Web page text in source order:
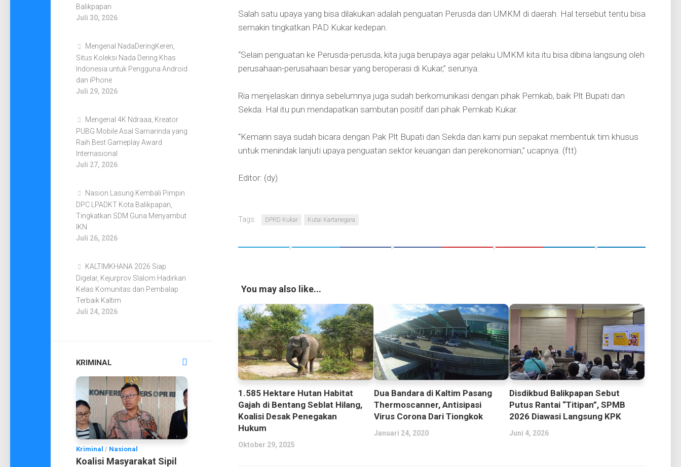
Salah satu upaya yang bisa dilakukan adalah penguatan Perusda dan UMKM di daerah. Hal tersebut tentu bisa
semakin tingkatkan PAD Kukar kedepan.
“Selain penguatan ke Perusda-perusda, kita juga berupaya agar pelaku UMKM kita itu bisa dibina langsung oleh
perusahaan-perusahaan besar yang beroperasi di Kukar,” serunya.
Ria menjelaskan dirinya sebelumnya juga sudah berkomunikasi dengan pihak Pemkab, baik Plt Bupati dan
Sekda. Hal itu pun mendapatkan sambutan positif dari pihak Pemkab Kukar.
“Kemarin saya sudah bicara dengan Pak Plt Bupati dan Sekda dan kami pun sepakat membentuk tim khusus
untuk menindak lanjuti upaya penguatan sektor keuangan dan perekonomian,” ucapnya. (ftt)
Editor: (dy)
Tags: DPRD Kukar Kutai Kartanegara
You may also like...
1.585 Hektare Hutan Habitat
Gajah di Bentang Seblat Hilang,
Koalisi Desak Penegakan
Hukum
Oktober 29, 2025
Dua Bandara di Kaltim Pasang
Thermoscanner, Antisipasi
Virus Corona Dari Tiongkok
Januari 24, 2020
Disdikbud Balikpapan Sebut
Putus Rantai “Titipan”, SPMB
2026 Diawasi Langsung KPK
Juni 4, 2026
Balikpapan
Juli 30, 2026
Mengenal NadaDeringKeren,
Situs Koleksi Nada Dering Khas
Indonesia untuk Pengguna Android
dan iPhone
Juli 29, 2026
Mengenal 4K Ndraaa, Kreator
PUBG Mobile Asal Samarinda yang
Raih Best Gameplay Award
Internasional
Juli 27, 2026
Nasion Lasung Kembali Pimpin
DPC LPADKT Kota Balikpapan,
Tingkatkan SDM Guna Menyambut
IKN
Juli 26, 2026
KALTIMKHANA 2026 Siap
Digelar, Kejurprov Slalom Hadirkan
Kelas Komunitas dan Pembalap
Terbaik Kaltim
Juli 24, 2026
KRIMINAL
Kriminal / Nasional
Koalisi Masyarakat Sipil